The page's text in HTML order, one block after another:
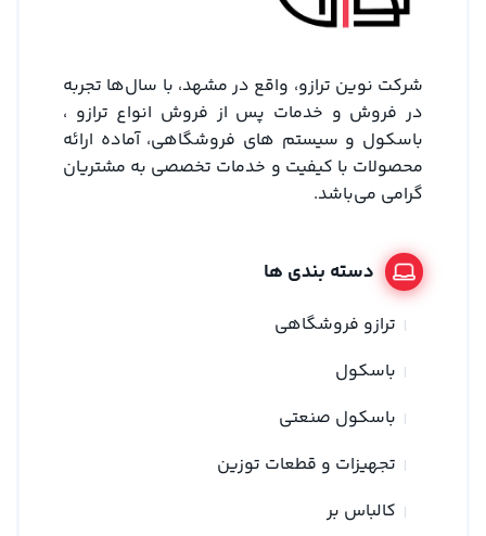
شرکت نوین ترازو، واقع در مشهد، با سال‌ها تجربه
در فروش و خدمات پس از فروش انواع ترازو ،
باسکول و سیستم های فروشگاهی، آماده ارائه
محصولات با کیفیت و خدمات تخصصی به مشتریان
گرامی می‌باشد.
دسته بندی ها
ترازو فروشگاهی
باسکول
باسکول صنعتی
تجهیزات و قطعات توزین
کالباس بر